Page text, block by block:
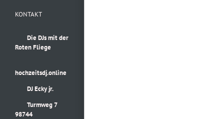
KONTAKT
Die DJs mit der
Roten Fliege
hochzeitsdj.online
DJ Ecky jr.
Turmweg 7
98744